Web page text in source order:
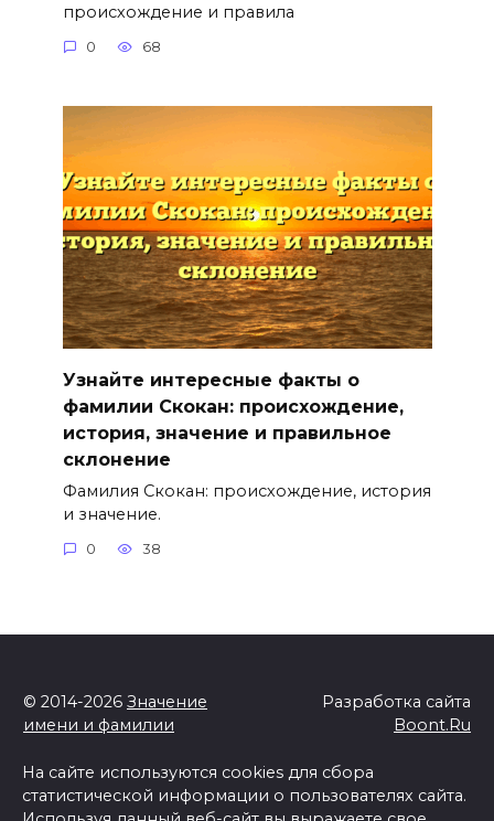
происхождение и правила
0 68
Узнайте интересные факты о
фамилии Скокан: происхождение,
история, значение и правильное
склонение
Фамилия Скокан: происхождение, история
и значение.
0 38
© 2014-2026 Значение
имени и фамилии
Разработка сайта
Boont.Ru
На сайте используются cookies для сбора
статистической информации о пользователях сайта.